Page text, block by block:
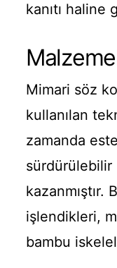
kanıtı haline
Mimari söz
kullanılan
zamanda
sürdürülebilir
kazanmıştır.
işlendikleri,
bambu